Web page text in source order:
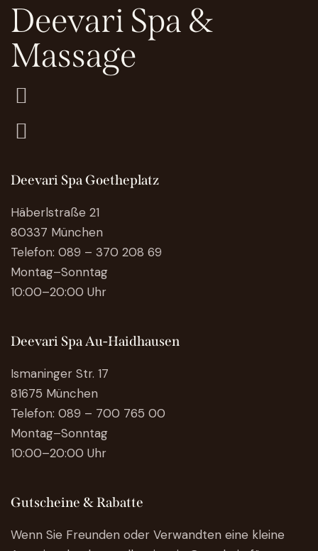
Deevari Spa &
Massage
Deevari Spa Goetheplatz
Häberlstraße 21
80337 München
Telefon: 089 – 370 208 69
Montag–Sonntag
10:00–20:00 Uhr
Deevari Spa Au-Haidhausen
Ismaninger Str. 17
81675 München
Telefon: 089 – 700 765 00
Montag–Sonntag
10:00–20:00 Uhr
Gutscheine & Rabatte
Wenn Sie Freunden oder Verwandten eine kleine